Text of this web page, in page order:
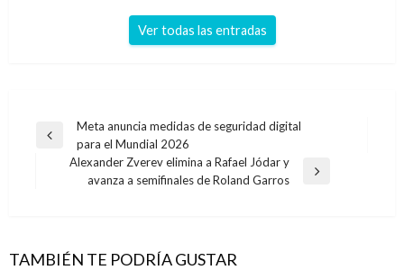
Ver todas las entradas
Navegación
entradas
Entrada
anterior
Meta anuncia medidas de seguridad digital
para el Mundial 2026
Entrada
Alexander Zverev elimina a Rafael Jódar y
avanza a semifinales de Roland Garros
TAMBIÉN TE PODRÍA GUSTAR